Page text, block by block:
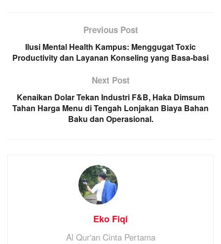
Previous Post
Ilusi Mental Health Kampus: Menggugat Toxic
Productivity dan Layanan Konseling yang Basa-basi
Next Post
Kenaikan Dolar Tekan Industri F&B, Haka Dimsum
Tahan Harga Menu di Tengah Lonjakan Biaya Bahan
Baku dan Operasional.
Eko Fiqi
Al Qur'an Cinta Pertama